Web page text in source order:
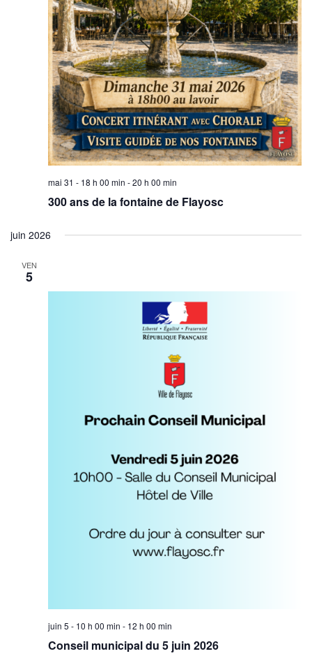
mai 31 - 18 h 00 min -20 h 00 min
300 ans de la fontaine de Flayosc
juin 2026
VEN
5
juin 5 - 10 h 00 min - 12 h 00 min
Conseil municipal du 5 juin 2026